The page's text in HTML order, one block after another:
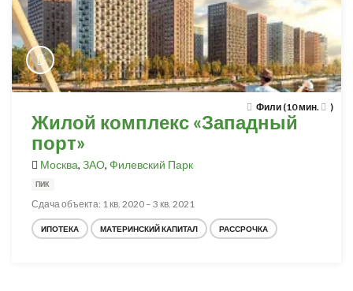
Фили (10 мин. )
Жилой комплекс «Западный
порт»
Москва, ЗАО, Филевский Парк
ПИК
Сдача объекта: 1 кв. 2020 – 3 кв. 2021
ИПОТЕКА МАТЕРИНСКИЙ КАПИТАЛ РАССРОЧКА